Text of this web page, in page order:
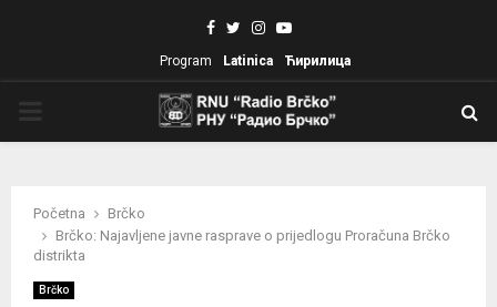
Facebook
TwitterInstagram
Youtube
Program Latinica Ћирилица
Početna
Brčko
Brčko: Najavljene javne rasprave o prijedlogu Proračuna Brčko
distrikta
Brčko